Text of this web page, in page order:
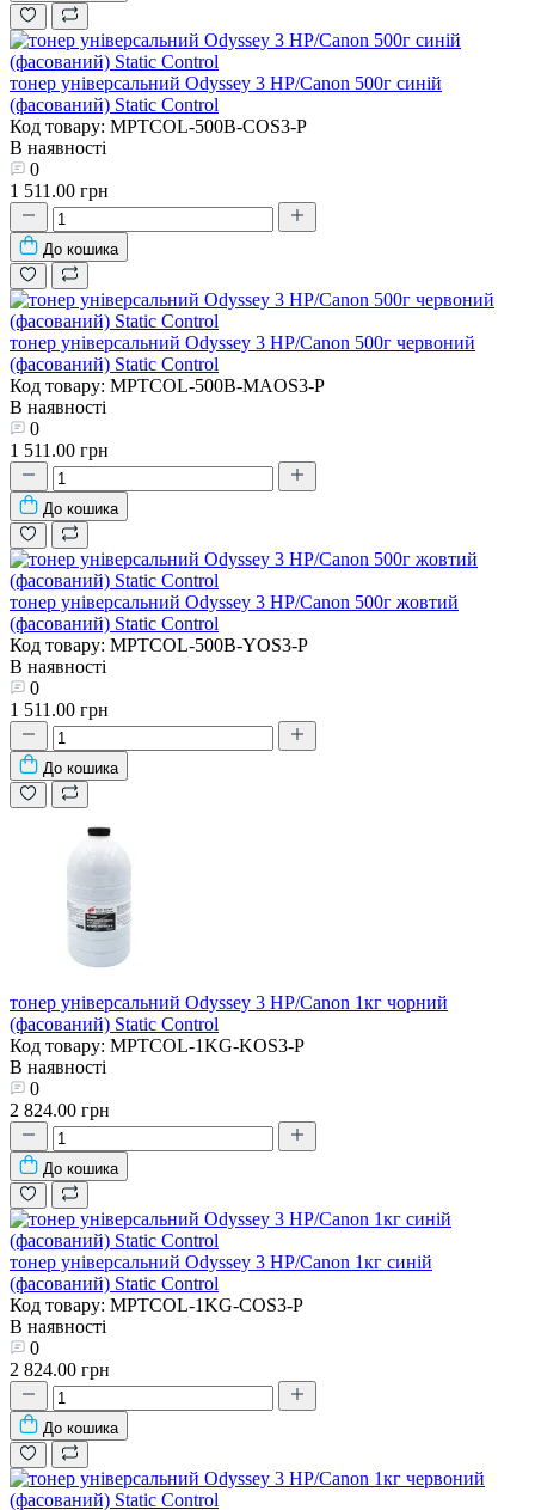
тонер універсальний Odyssey 3 HP/Canon 500г синій
(фасований) Static Control
Код товару: MPTCOL-500B-COS3-P
В наявності
0
1 511.00 грн
До кошика
тонер універсальний Odyssey 3 HP/Canon 500г червоний
(фасований) Static Control
Код товару: MPTCOL-500B-MAOS3-P
В наявності
0
1 511.00 грн
До кошика
тонер універсальний Odyssey 3 HP/Canon 500г жовтий
(фасований) Static Control
Код товару: MPTCOL-500B-YOS3-P
В наявності
0
1 511.00 грн
До кошика
тонер універсальний Odyssey 3 HP/Canon 1кг чорний
(фасований) Static Control
Код товару: MPTCOL-1KG-KOS3-P
В наявності
0
2 824.00 грн
До кошика
тонер універсальний Odyssey 3 HP/Canon 1кг синій
(фасований) Static Control
Код товару: MPTCOL-1KG-COS3-P
В наявності
0
2 824.00 грн
До кошика